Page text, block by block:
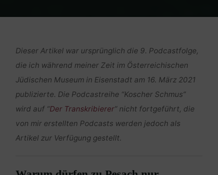
Dieser Artikel war ursprünglich die 9. Podcastfolge,
die ich während meiner Zeit im Österreichischen
Jüdischen Museum in Eisenstadt am 16. März 2021
publizierte. Die Podcastreihe “Koscher Schmus”
wird auf “Der Transkribierer” nicht fortgeführt, die
von mir erstellten Podcasts werden jedoch als
Artikel zur Verfügung gestellt.